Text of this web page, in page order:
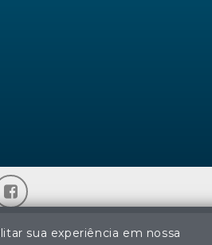
site poderá acarretar em penas
sua experiência em nossa